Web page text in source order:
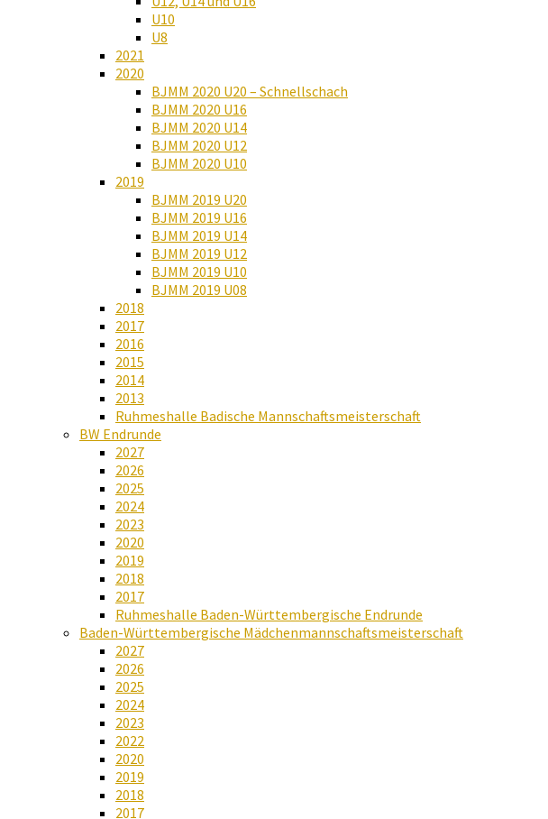
U10
U8
2021
2020
BJMM 2020 U20 – Schnellschach
BJMM 2020 U16
BJMM 2020 U14
BJMM 2020 U12
BJMM 2020 U10
2019
BJMM 2019 U20
BJMM 2019 U16
BJMM 2019 U14
BJMM 2019 U12
BJMM 2019 U10
BJMM 2019 U08
2018
2017
2016
2015
2014
2013
Ruhmeshalle Badische Mannschaftsmeisterschaft
BW Endrunde
2027
2026
2025
2024
2023
2020
2019
2018
2017
Ruhmeshalle Baden-Württembergische Endrunde
Baden-Württembergische Mädchenmannschaftsmeisterschaft
2027
2026
2025
2024
2023
2022
2020
2019
2018
2017